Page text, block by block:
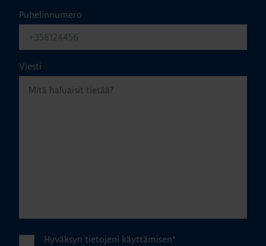
Puhelinnumero
Viesti
Hyväksyn tietojeni käyttämisen*